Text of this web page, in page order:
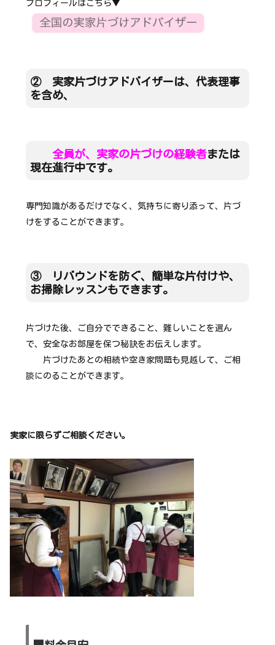
プロフィールはこちら▼
② 実家片づけアドバイザーは、代表理事
を含め、
全員が、実家の片づけの経験者または
現在進行中です。
専門知識があるだけでなく、気持ちに寄り添って、片づ
けをすることができます。
③ リバウンドを防ぐ、簡単な片付けや、
お掃除レッスンもできます。
片づけた後、ご自分でできること、難しいことを選ん
で、安全なお部屋を保つ秘訣をお伝えします。
片づけたあとの相続や空き家問題も見越して、ご相
談にのることができます。
実家に限らずご相談ください。